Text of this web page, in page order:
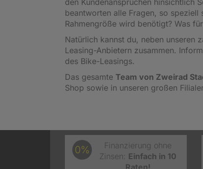
beantworten alle Fragen, so
Rahmengröße wird benötigt? Was
Natürlich kannst du, neben unseren
Leasing-Anbietern zusammen.
des Bike-Leasings.
Das gesamte Team von Zweirad
Shop sowie in unseren großen
0%
Finanzierung ohne
Zinsen: Einfach in 10
Raten!